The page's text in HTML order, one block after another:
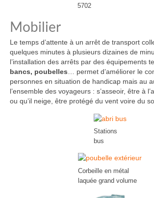
5702
Mobilier
Le temps d’attente à un arrêt de transport
quelques minutes à plusieurs dizaines de
l’installation des arrêts par des équipements
bancs, poubelles … permet d’améliorer le
personnes en situation de handicap mais au
l’ensemble des voyageurs : s’asseoir, être à
ou qu’il neige, être protégé du vent voire du
Stations
bus
Corbeille en métal
laquée grand volume